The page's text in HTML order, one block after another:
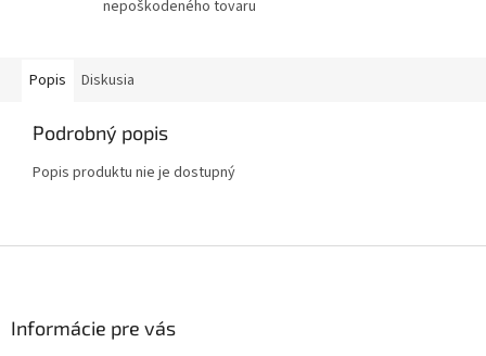
nepoškodeného tovaru
Popis Diskusia
Podrobný popis
Popis produktu nie je dostupný
Informácie pre vás